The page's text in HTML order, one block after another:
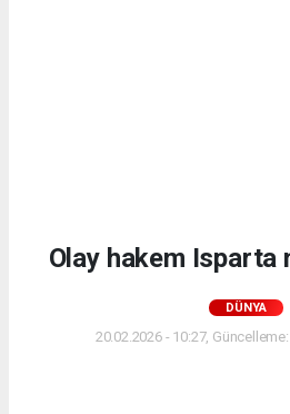
Olay hakem Isparta
DÜNYA
20.02.2026 - 10:27,